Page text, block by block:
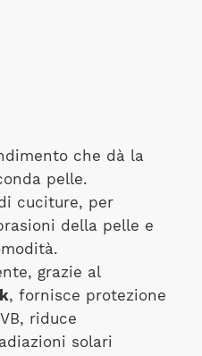
che dà la
pelle.
cuciture, per
della pelle e
grazie al
, fornisce protezione
riduce
solari